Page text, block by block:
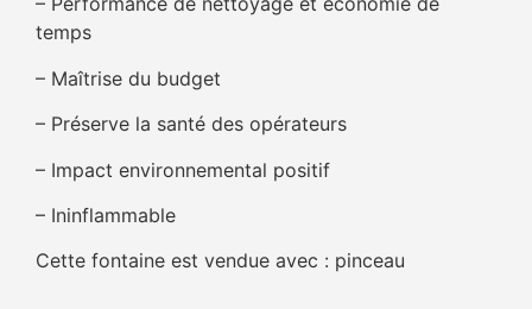
temps
– Maîtrise du budget
– Préserve la santé des opérateurs
– Impact environnemental positif
– Ininflammable
Cette fontaine est vendue avec : pinceau